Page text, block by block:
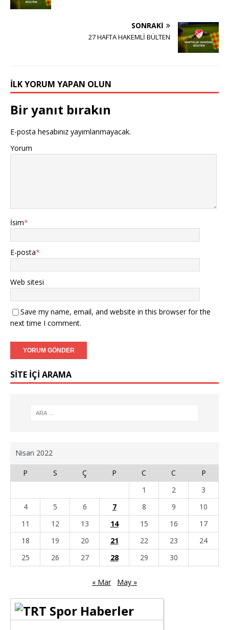
SONRAKI
27 HAFTA HAKEMLİ BÜLTEN
İLK YORUM YAPAN OLUN
Bir yanıt bırakın
E-posta hesabınız yayımlanmayacak.
Yorum
İsim*
E-posta*
Web sitesi
Save my name, email, and website in this browser for the
next time I comment.
SİTE İÇİ ARAMA
Nisan 2022
P S Ç P C C
P
1
2
3
4
5 6 7 8 9
10
11
12 13 14 15 16
17
18
19 20 21 22 23
24
25
26 27 28 29 30
« Mar May »